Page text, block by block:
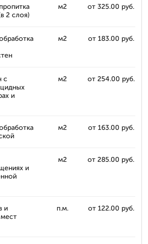
2 слоя)
м2 от 325.00 руб.
м2 от 183.00 руб.
с
и
м2 от 254.00 руб.
м2 от 163.00 руб.
и
м2 от 285.00 руб.
и
п.м. от 122.00 руб.